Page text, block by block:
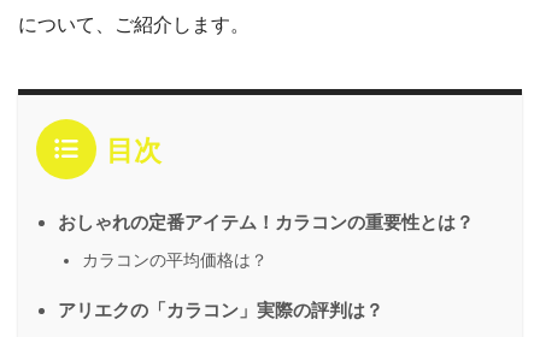
について、ご紹介します。
目次
おしゃれの定番アイテム！カラコンの重要性とは？
カラコンの平均価格は？
アリエクの「カラコン」実際の評判は？